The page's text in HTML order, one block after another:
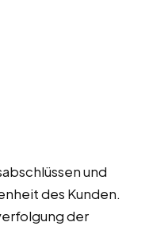
und
des Kunden.
der